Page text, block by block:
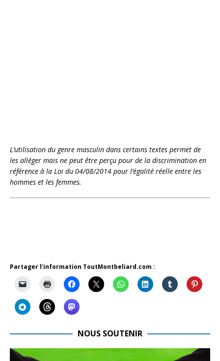
L’utilisation du genre masculin dans certains textes permet de
les alléger mais ne peut être perçu pour de la discrimination en
référence à la Loi du 04/08/2014 pour l’égalité réelle entre les
hommes et les femmes.
Partager l'information ToutMontbeliard.com :
NOUS SOUTENIR